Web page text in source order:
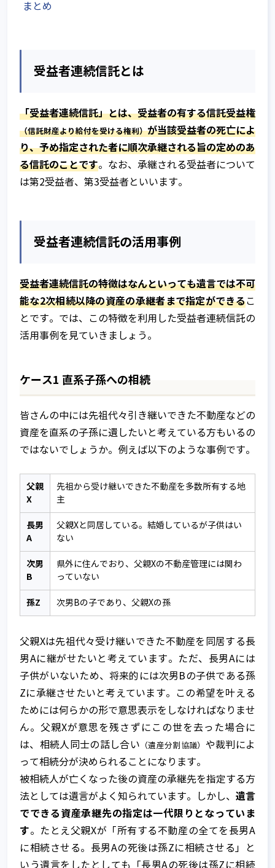
まとめ
受益者連続信託とは
「受益者連続信託」とは、受益者の有する信託受益権
（信託財産より給付を受ける権利）が当該受益者の死亡によ
り、予め指定された者に順次承継される旨の定めのあ
る信託のことです。なお、承継される受益者について
は第2受益者、第3受益者といいます。
受益者連続信託の活用事例
受益者連続信託の特徴はなんといっても遺言では不可
能な2次相続以降の資産の承継者まで指定ができるこ
とです。では、この特徴を利用した受益者連続信託の
活用事例を見ていきましょう。
ケース1 直系子孫への相続
皆さんの中には先祖代々引き継いできた不動産などの
資産を直系の子孫に遺したいと考えている方もいるの
ではないでしょうか。例えば以下のような事例です。
父親
X
先祖から受け継いできた不動産を多数所有する地
主
長男
A
父親Xと同居している。結婚しているが子供はい
ない
次男
B
県外に住んでおり、父親Xの不動産管理には関わ
っていない
孫Z 次男Bの子であり、父親Xの孫
父親Xは先祖代々受け継いできた不動産を同居する長
男Aに継がせたいと考えています。ただ、長男Aには
子供がいないため、将来的には次男Bの子供である孫
Zに承継させたいと考えています。この希望を叶える
ためには何らかの形で意思表示をしなければなりませ
ん。父親Xが意思を残さずにこの世を去った場合に
は、相続人同士の話し合い （遺産分割協議） や裁判によ
って相続分が決められることになります。
被相続人が亡くなった後の資産の承継先を指定する方
法としては遺言がよく知られています。しかし、 遺言
でできる資産承継先の指定は一代限りとなっていま
す。たとえ父親Xが「所有する不動産の全てを長男A
に相続させる。長男Aの死後は孫Zに相続させる」と
いう遺言をしたとしても「長男Aの死後は孫Zに相続